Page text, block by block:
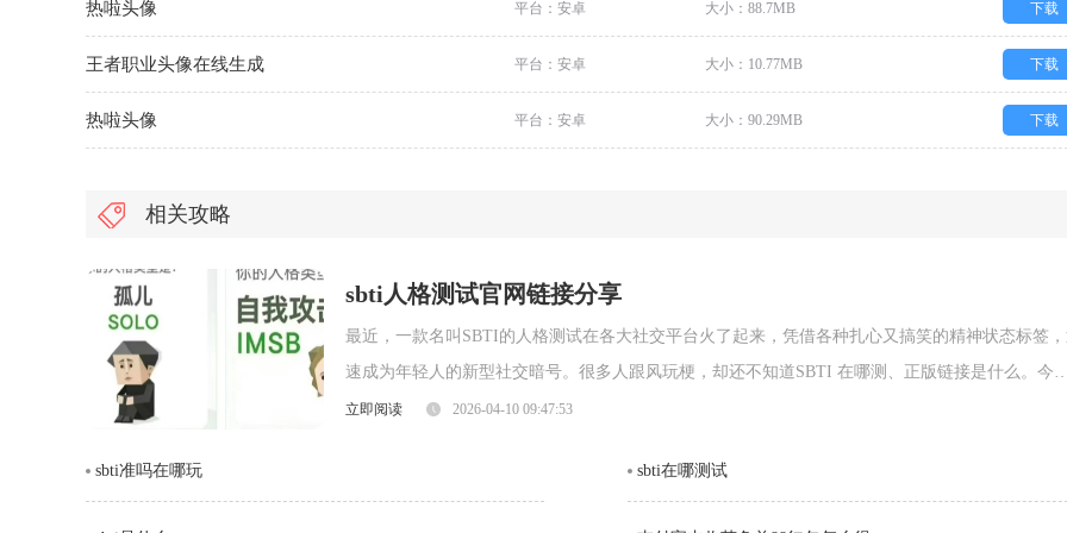
热啦头像 平台：安卓 大小：88.7MB 下载
王者职业头像在线生成 平台：安卓 大小：10.77MB 下载
热啦头像 平台：安卓 大小：90.29MB 下载
相关攻略
sbti人格测试官网链接分享
最近，一款名叫SBTI的人格测试在各大社交平台火了起来，凭借各种扎心又搞笑的精神状态标签
速成为年轻人的新型社交暗号。很多人跟风玩梗，却还不知道SBTI 在哪测、正版链接是什么。今天
就为大家整理出 SBTI 在线测试官方网址，以及完整的测试攻略，轻松一键测出你的专属人格。
立即阅读 2026-04-10 09:47:53
sbti准吗在哪玩 sbti在哪测试